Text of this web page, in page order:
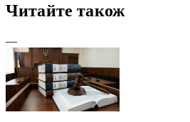
Читайте також
—